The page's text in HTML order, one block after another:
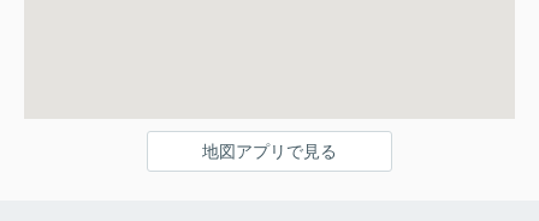
地図アプリで見る